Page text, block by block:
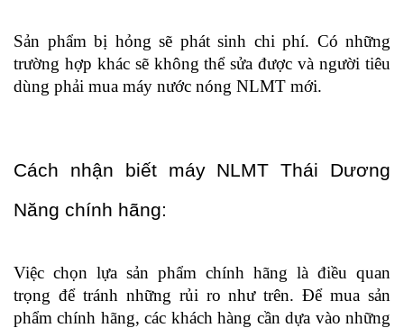
Sản phẩm bị hỏng sẽ phát sinh chi phí. Có những
trường hợp khác sẽ không thể sửa được và người tiêu
dùng phải mua máy nước nóng NLMT mới.
Cách nhận biết máy NLMT Thái Dương
Năng chính hãng:
Việc chọn lựa sản phẩm chính hãng là điều quan
trọng để tránh những rủi ro như trên. Để mua sản
phẩm chính hãng, các khách hàng cần dựa vào những